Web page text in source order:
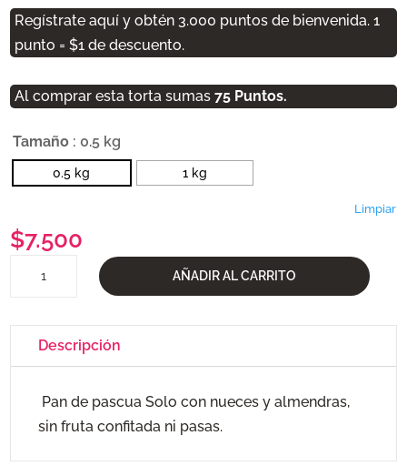
precios:
desde
hasta
Regístrate aquí y obtén 3.000 puntos de bienvenida. 1
punto = $1 de descuento.
Al comprar esta torta sumas75 Puntos.
Tamaño : 0.5 kg
0.5 kg 1 kg
Limpiar
$7.500
Especial
cantidad
AÑADIR AL CARRITO
Descripción
Pan de pascua Solo con nueces y almendras,
sin fruta confitada ni pasas.